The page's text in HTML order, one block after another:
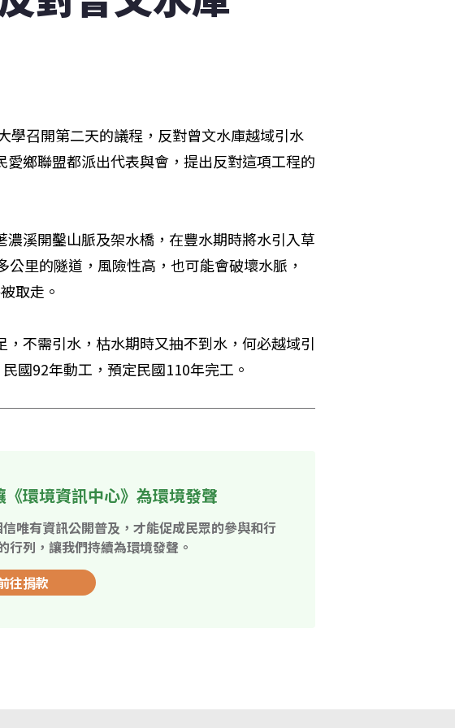
學召開第二天的議程，反對曾文水庫越域引水
鄉聯盟都派出代表與會，提出反對這項工程的
溪開鑿山脈及架水橋，在豐水期時將水引入草
里的隧道，風險性高，也可能會破壞水脈，
取走。
不需引水，枯水期時又抽不到水，何必越域引
國92年動工，預定民國110年完工。
環境資訊中心》為環境發聲
唯有資訊公開普及，才能促成民眾的參與和行
行列，讓我們持續為環境發聲。
往捐款